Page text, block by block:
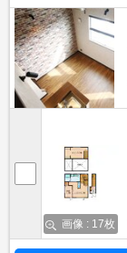
画像 : 17枚